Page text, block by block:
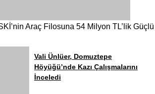
Araç Filosuna 54 Milyon TL’lik Güçlü
Vali Ünlüer, Domuztepe
Höyüğü’nde Kazı Çalışmalarını
İnceledi